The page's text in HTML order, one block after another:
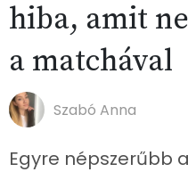
hiba, amit
a matchával
Szabó Anna
Egyre népszerűbb